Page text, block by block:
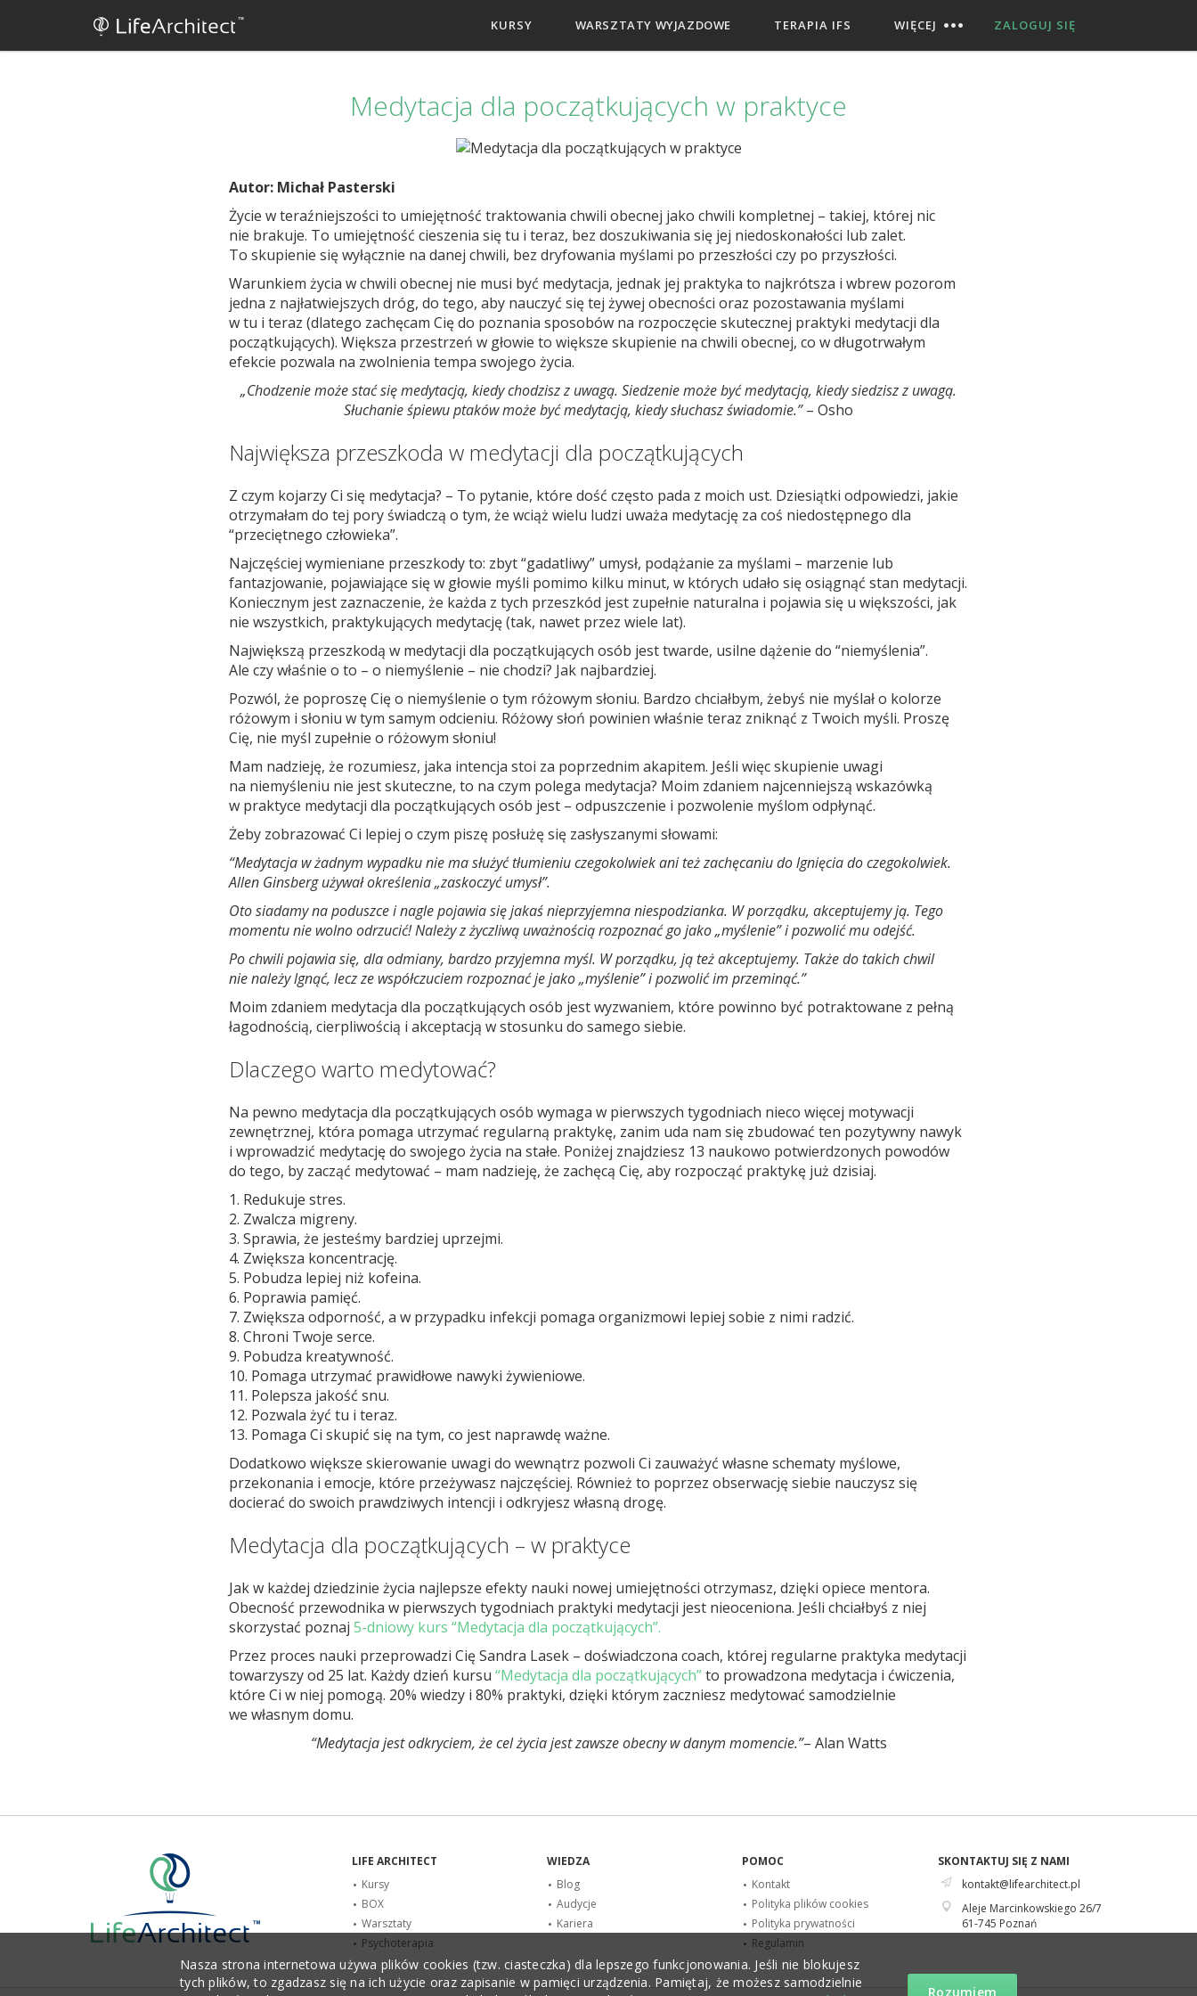
KURSY WARSZTATY WYJAZDOWE TERAPIA IFS WIĘCEJ ZALOGUJ SIĘ
Medytacja dla początkujących w praktyce
Autor: Michał Pasterski
Życie w teraźniejszości to umiejętność traktowania chwili obecnej jako chwili kompletnej – takiej, której nic
nie brakuje. To umiejętność cieszenia się tu i teraz, bez doszukiwania się jej niedoskonałości lub zalet.
To skupienie się wyłącznie na danej chwili, bez dryfowania myślami po przeszłości czy po przyszłości.
Warunkiem życia w chwili obecnej nie musi być medytacja, jednak jej praktyka to najkrótsza i wbrew pozorom
jedna z najłatwiejszych dróg, do tego, aby nauczyć się tej żywej obecności oraz pozostawania myślami
w tu i teraz (dlatego zachęcam Cię do poznania sposobów na rozpoczęcie skutecznej praktyki medytacji dla
początkujących). Większa przestrzeń w głowie to większe skupienie na chwili obecnej, co w długotrwałym
efekcie pozwala na zwolnienia tempa swojego życia.
„Chodzenie może stać się medytacją, kiedy chodzisz z uwagą. Siedzenie może być medytacją, kiedy siedzisz z uwagą.
Słuchanie śpiewu ptaków może być medytacją, kiedy słuchasz świadomie.”– Osho
Największa przeszkoda w medytacji dla początkujących
Z czym kojarzy Ci się medytacja? – To pytanie, które dość często pada z moich ust. Dziesiątki odpowiedzi, jakie
otrzymałam do tej pory świadczą o tym, że wciąż wielu ludzi uważa medytację za coś niedostępnego dla
“przeciętnego człowieka”.
Najczęściej wymieniane przeszkody to: zbyt “gadatliwy” umysł, podążanie za myślami – marzenie lub
fantazjowanie, pojawiające się w głowie myśli pomimo kilku minut, w których udało się osiągnąć stan medytacji.
Koniecznym jest zaznaczenie, że każda z tych przeszkód jest zupełnie naturalna i pojawia się u większości, jak
nie wszystkich, praktykujących medytację (tak, nawet przez wiele lat).
Największą przeszkodą w medytacji dla początkujących osób jest twarde, usilne dążenie do “niemyślenia”.
Ale czy właśnie o to – o niemyślenie – nie chodzi? Jak najbardziej.
Pozwól, że poproszę Cię o niemyślenie o tym różowym słoniu. Bardzo chciałbym, żebyś nie myślał o kolorze
różowym i słoniu w tym samym odcieniu. Różowy słoń powinien właśnie teraz zniknąć z Twoich myśli. Proszę
Cię, nie myśl zupełnie o różowym słoniu!
Mam nadzieję, że rozumiesz, jaka intencja stoi za poprzednim akapitem. Jeśli więc skupienie uwagi
na niemyśleniu nie jest skuteczne, to na czym polega medytacja? Moim zdaniem najcenniejszą wskazówką
w praktyce medytacji dla początkujących osób jest – odpuszczenie i pozwolenie myślom odpłynąć.
Żeby zobrazować Ci lepiej o czym piszę posłużę się zasłyszanymi słowami:
“Medytacja w żadnym wypadku nie ma służyć tłumieniu czegokolwiek ani też zachęcaniu do lgnięcia do czegokolwiek.
Allen Ginsberg używał określenia „zaskoczyć umysł”.
Oto siadamy na poduszce i nagle pojawia się jakaś nieprzyjemna niespodzianka. W porządku, akceptujemy ją. Tego
momentu nie wolno odrzucić! Należy z życzliwą uważnością rozpoznać go jako „myślenie” i pozwolić mu odejść.
Po chwili pojawia się, dla odmiany, bardzo przyjemna myśl. W porządku, ją też akceptujemy. Także do takich chwil
nie należy lgnąć, lecz ze współczuciem rozpoznać je jako „myślenie” i pozwolić im przeminąć.”
Moim zdaniem medytacja dla początkujących osób jest wyzwaniem, które powinno być potraktowane z pełną
łagodnością, cierpliwością i akceptacją w stosunku do samego siebie.
Dlaczego warto medytować?
Na pewno medytacja dla początkujących osób wymaga w pierwszych tygodniach nieco więcej motywacji
zewnętrznej, która pomaga utrzymać regularną praktykę, zanim uda nam się zbudować ten pozytywny nawyk
i wprowadzić medytację do swojego życia na stałe. Poniżej znajdziesz 13 naukowo potwierdzonych powodów
do tego, by zacząć medytować – mam nadzieję, że zachęcą Cię, aby rozpocząć praktykę już dzisiaj.
1. Redukuje stres.
2. Zwalcza migreny.
3. Sprawia, że jesteśmy bardziej uprzejmi.
4. Zwiększa koncentrację.
5. Pobudza lepiej niż kofeina.
6. Poprawia pamięć.
7. Zwiększa odporność, a w przypadku infekcji pomaga organizmowi lepiej sobie z nimi radzić.
8. Chroni Twoje serce.
9. Pobudza kreatywność.
10. Pomaga utrzymać prawidłowe nawyki żywieniowe.
11. Polepsza jakość snu.
12. Pozwala żyć tu i teraz.
13. Pomaga Ci skupić się na tym, co jest naprawdę ważne.
Dodatkowo większe skierowanie uwagi do wewnątrz pozwoli Ci zauważyć własne schematy myślowe,
przekonania i emocje, które przeżywasz najczęściej. Również to poprzez obserwację siebie nauczysz się
docierać do swoich prawdziwych intencji i odkryjesz własną drogę.
Medytacja dla początkujących – w praktyce
Jak w każdej dziedzinie życia najlepsze efekty nauki nowej umiejętności otrzymasz, dzięki opiece mentora.
Obecność przewodnika w pierwszych tygodniach praktyki medytacji jest nieoceniona. Jeśli chciałbyś z niej
skorzystać poznaj 5-dniowy kurs “Medytacja dla początkujących”.
Przez proces nauki przeprowadzi Cię Sandra Lasek – doświadczona coach, której regularne praktyka medytacji
towarzyszy od 25 lat. Każdy dzień kursu “Medytacja dla początkujących”to prowadzona medytacja i ćwiczenia,
które Ci w niej pomogą. 20% wiedzy i 80% praktyki, dzięki którym zaczniesz medytować samodzielnie
we własnym domu.
“Medytacja jest odkryciem, że cel życia jest zawsze obecny w danym momencie.”– Alan Watts
LIFE ARCHITECT
Kursy
BOX
Warsztaty
Psychoterapia
WIEDZA
Blog
Audycje
Kariera
POMOC
Kontakt
Polityka plików cookies
Polityka prywatności
Regulamin
SKONTAKTUJ SIĘ Z NAMI
kontakt@lifearchitect.pl
Aleje Marcinkowskiego 26/7
61-745 Poznań
Nasza strona internetowa używa plików cookies (tzw. ciasteczka) dla lepszego funkcjonowania. Jeśli nie blokujesz
tych plików, to zgadzasz się na ich użycie oraz zapisanie w pamięci urządzenia. Pamiętaj, że możesz samodzielnie
Rozumiem